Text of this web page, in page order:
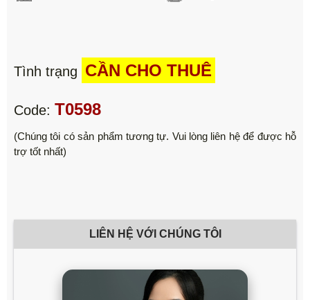
Tình trạng CẦN CHO THUÊ
Code: T0598
(Chúng tôi có sản phẩm tương tự. Vui lòng liên hệ để được hỗ
trợ tốt nhất)
LIÊN HỆ VỚI CHÚNG TÔI